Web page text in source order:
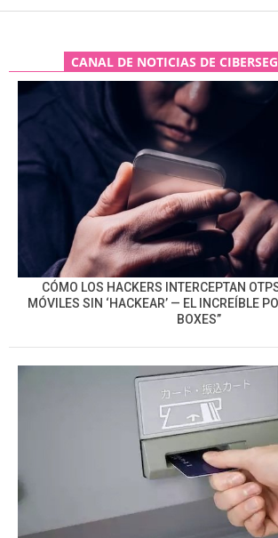
CANAL DE NOTICIAS DE
CÓMO LOS HACKERS INTERCEPTAN
MÓVILES SIN ‘HACKEAR’ — EL INCREÍBLE
BOXES”